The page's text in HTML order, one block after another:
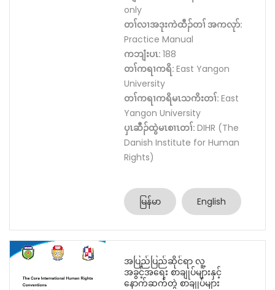
only
တၢ်လၢအဒုးကဲထီၣ်တၢ် အကလုာ်:
Practice Manual
ကဘျံးပၤ: 188
တၢ်ကရၢကရိ: East Yangon
University
တၢ်ကရၢကရိမၤသကိးတၢ်: East
Yangon University
ပှၤဆီၣ်ထွဲမၤစၢၤတၢ်: DIHR (The
Danish Institute for Human
Rights)
မြန်မာ English
အပြည်ပြည်ဆိုင်ရာ လူ့
အခွင့်အရေး စာချုပ်များနှင့်
နောက်ဆက်တွဲ စာချုပ်များ